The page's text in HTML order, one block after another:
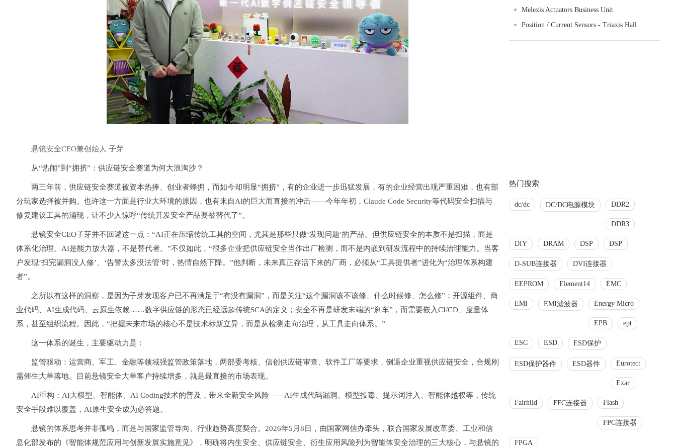
悬镜安全CEO兼创始人 子芽
从“热闹”到“拥挤”：供应链安全赛道为何大浪淘沙？
两三年前，供应链安全赛道被资本热捧、创业者蜂拥，而如今却明显“拥挤”，有的企业进一步迅猛发展，有的企业经营出现严重困难，也有部
分玩家选择被并购。也许这一方面是行业大环境的原因，也有来自AI的巨大而直接的冲击——今年年初，Claude Code Security等代码安全扫描与
修复建议工具的涌现，让不少人惊呼“传统开发安全产品要被替代了”。
悬镜安全CEO子芽并不回避这一点：“AI正在压缩传统工具的空间，尤其是那些只做‘发现问题’的产品。但供应链安全的本质不是扫描，而是
体系化治理。AI是能力放大器，不是替代者。”不仅如此，“很多企业把供应链安全当作出厂检测，而不是内嵌到研发流程中的持续治理能力。当客
户发现‘扫完漏洞没人修’、‘告警太多没法管’时，热情自然下降。”他判断，未来真正存活下来的厂商，必须从“工具提供者”进化为“治理体系构建
者”。
之所以有这样的洞察，是因为子芽发现客户已不再满足于“有没有漏洞”，而是关注“这个漏洞该不该修、什么时候修、怎么修”；开源组件、商
业代码、AI生成代码、云原生依赖……数字供应链的形态已经远超传统SCA的定义；安全不再是研发末端的“刹车”，而需要嵌入CI/CD、度量体
系，甚至组织流程。因此，“把握未来市场的核心不是技术标新立异，而是从检测走向治理，从工具走向体系。”
这一体系的诞生，主要驱动力是：
监管驱动： 运营商、军工、金融等领域强监管政策落地，两部委考核、信创供应链审查、软件工厂等要求，倒逼企业重视供应链安全，合规刚
需催生大单落地。目前悬镜安全大单客户持续增多，就是最直接的市场表现。
AI重构： AI大模型、智能体、AI Coding技术的普及，带来全新安全风险——AI生成代码漏洞、模型投毒、提示词注入、智能体越权等，传统
安全手段难以覆盖，AI原生安全成为必答题。
悬镜的体系思考并非孤鸣，而是与国家监管导向、行业趋势高度契合。2026年5月8日，由国家网信办牵头，联合国家发展改革委、工业和信
息化部发布的《智能体规范应用与创新发展实施意见》，明确将内生安全、供应链安全、衍生应用风险列为智能体安全治理的三大核心，与悬镜的
Melexis Actuators Business Unit
Position / Current Sensors - Triaxis Hall
热门搜索
dc/dc DC/DC电源模块 DDR2
DDR3
DIY DRAM DSP DSP
D-SUB连接器 DVI连接器
EEPROM Element14 EMC
EMI EMI滤波器 Energy Micro
EPB ept
ESC ESD ESD保护
ESD保护器件 ESD器件 Eurotect
Exar
Fairhild FFC连接器 Flash
FPC连接器
FPGA